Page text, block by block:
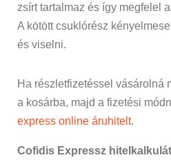
zsírt tartalmaz és így megfelel
A kötött csuklórész
és viselni.
Ha részletfizetéssel vásárolná
a kosárba, majd a fizetési
express online áruhitelt.
Cofidis Expressz